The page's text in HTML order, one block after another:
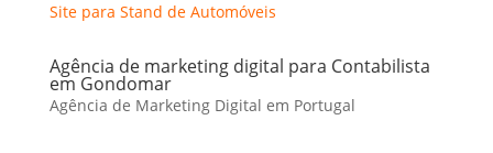
Site para Stand de Automóveis
Agência de marketing digital para Contabilista
em Gondomar
Agência de Marketing Digital em Portugal